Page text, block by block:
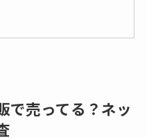
で売ってる？ネッ